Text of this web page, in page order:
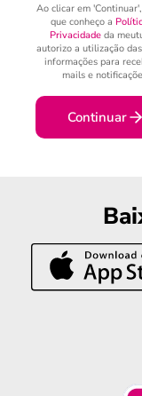
Ao clicar em
que conheço a
Privacidadeda
autorizo a utilização
informações para
mails e
Continuar